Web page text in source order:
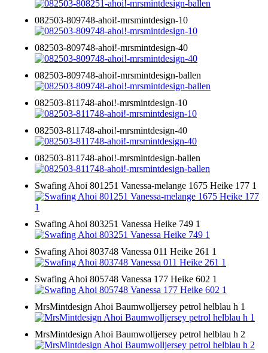
082503-809748-ahoi!-mrsmintdesign-10
082503-809748-ahoi!-mrsmintdesign-40
082503-809748-ahoi!-mrsmintdesign-ballen
082503-811748-ahoi!-mrsmintdesign-10
082503-811748-ahoi!-mrsmintdesign-40
082503-811748-ahoi!-mrsmintdesign-ballen
Swafing Ahoi 801251 Vanessa-melange 1675 Heike 177 1
Swafing Ahoi 803251 Vanessa Heike 749 1
Swafing Ahoi 803748 Vanessa 011 Heike 261 1
Swafing Ahoi 805748 Vanessa 177 Heike 602 1
MrsMintdesign Ahoi Baumwolljersey petrol helblau h 1
MrsMintdesign Ahoi Baumwolljersey petrol helblau h 2